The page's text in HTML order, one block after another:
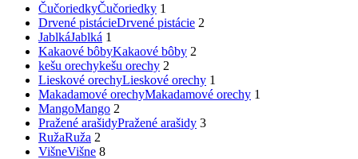
ČučoriedkyČučoriedky 1
Drvené pistácieDrvené pistácie 2
JablkáJablká 1
Kakaové bôbyKakaové bôby 2
kešu orechykešu orechy 2
Lieskové orechyLieskové orechy 1
Makadamové orechyMakadamové orechy 1
MangoMango 2
Pražené arašidyPražené arašidy 3
RužaRuža 2
VišneVišne 8